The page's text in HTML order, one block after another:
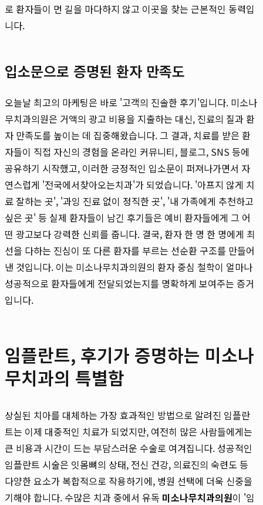
로 환자들이 먼 길을 마다하지 않고 이곳을 찾는 근본적인 동력입
니다.
입소문으로 증명된 환자 만족도
오늘날 최고의 마케팅은 바로 '고객의 진솔한 후기'입니다. 미소나
무치과의원은 거액의 광고 비용을 지출하는 대신, 진료의 질과 환
자 만족도를 높이는 데 집중해왔습니다. 그 결과, 치료를 받은 환
자들이 직접 자신의 경험을 온라인 커뮤니티, 블로그, SNS 등에
공유하기 시작했고, 이러한 긍정적인 입소문이 퍼져나가면서 자
연스럽게 '전국에서찾아오는치과'가 되었습니다. '아프지 않게 치
료 잘하는 곳', '과잉 진료 없이 정직한 곳', '내 가족에게 추천하고
싶은 곳' 등 실제 환자들이 남긴 후기들은 예비 환자들에게 그 어
떤 광고보다 강력한 신뢰를 줍니다. 결국, 환자 한 명 한 명에게 최
선을 다하는 진심이 또 다른 환자를 부르는 선순환 구조를 만들어
낸 것입니다. 이는 미소나무치과의원의 환자 중심 철학이 얼마나
성공적으로 환자들에게 전달되었는지를 명확하게 보여주는 증거
입니다.
임플란트, 후기가 증명하는 미소나
무치과의 특별함
상실된 치아를 대체하는 가장 효과적인 방법으로 알려진 임플란
트는 이제 대중적인 치료가 되었지만, 여전히 많은 사람들에게는
큰 비용과 시간이 드는 부담스러운 수술로 여겨집니다. 성공적인
임플란트 시술은 잇몸뼈의 상태, 전신 건강, 의료진의 숙련도 등
다양한 요소가 복합적으로 작용하기에, 병원 선택에 더욱 신중을
기해야 합니다. 수많은 치과 중에서 유독 미소나무치과의원이 '임